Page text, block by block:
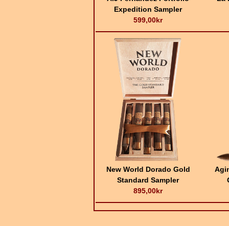
Expedition Sampler
599,00kr
New World Dorado Gold
Standard Sampler
895,00kr